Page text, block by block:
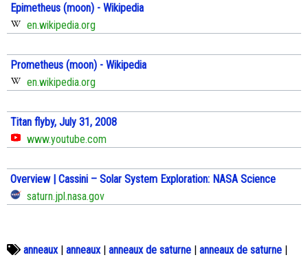
Epimetheus (moon) - Wikipedia
en.wikipedia.org
Prometheus (moon) - Wikipedia
en.wikipedia.org
Titan flyby, July 31, 2008
www.youtube.com
Overview | Cassini – Solar System Exploration: NASA Science
saturn.jpl.nasa.gov
anneaux | anneaux | anneaux de saturne | anneaux de saturne |